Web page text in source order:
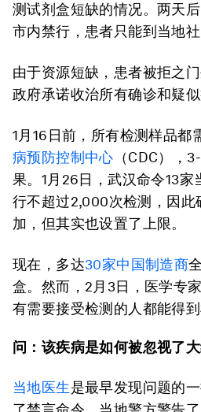
测试剂盒短缺的情况。两天
市内禁行，患者只能到当地社
由于资源短缺，患者被拒之
政府承诺收治所有确诊和疑似
1月16日前，所有检测样品都
病预防控制中心 （CDC），
果。1月26日，武汉命令13
行不超过2,000次检测，因此
加，但其实也设置了上限。
现在，多达30家中国制造商
盒。然而，2月3日，医学专
有需要接受检测的人都能得到
问：该疾病是如何被忽视了
当地医生是最早发现问题的